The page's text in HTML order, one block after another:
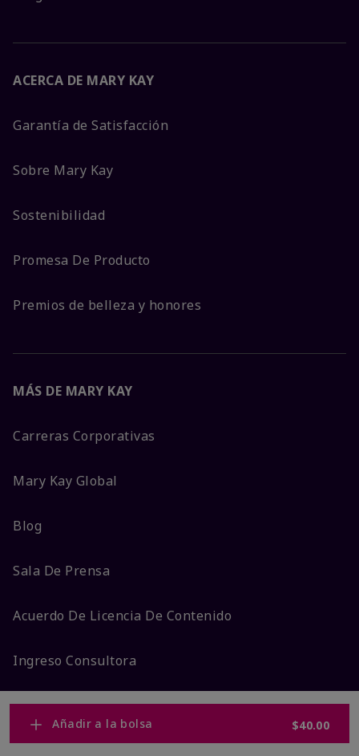
Añadir a la bolsa $40.00
ACERCA DE MARY KAY
Garantía de Satisfacción
Sobre Mary Kay
Sostenibilidad
Promesa De Producto
Premios de belleza y honores
MÁS DE MARY KAY
Carreras Corporativas
Mary Kay Global
Blog
Sala De Prensa
Acuerdo De Licencia De Contenido
Ingreso Consultora
© ©2025 Mary Kay Inc. Todos los derechos